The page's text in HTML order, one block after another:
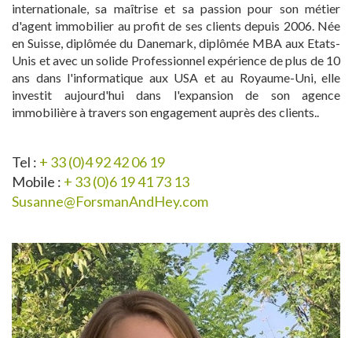
internationale, sa maîtrise et sa passion pour son métier
d'agent immobilier au profit de ses clients depuis 2006. Née
en Suisse, diplômée du Danemark, diplômée MBA aux Etats-
Unis et avec un solide Professionnel expérience de plus de 10
ans dans l'informatique aux USA et au Royaume-Uni, elle
investit aujourd'hui dans l'expansion de son agence
immobilière à travers son engagement auprès des clients..
Tel : + 33 (0)4 92 42 06 19
Mobile : + 33 (0)6 19 41 73 13
Susanne@ForsmanAndHey.com